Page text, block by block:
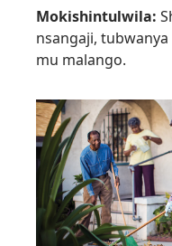
Mokishintulwila:
nsangaji,
mu malango.